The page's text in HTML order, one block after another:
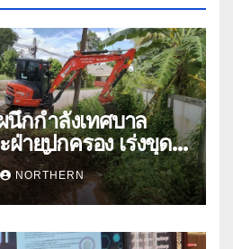
นึกกำลังเทศบาล
ายปกครอง เร่งขุด
างน้ำ ป้องกันและลด
NORTHERN